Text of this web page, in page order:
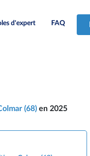
d'expert FAQ
(68) en 2025